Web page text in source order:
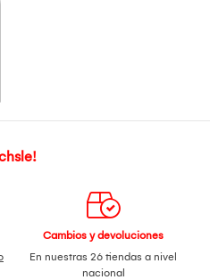
Cambios y devoluciones
En nuestras 26 tiendas a nivel
nacional